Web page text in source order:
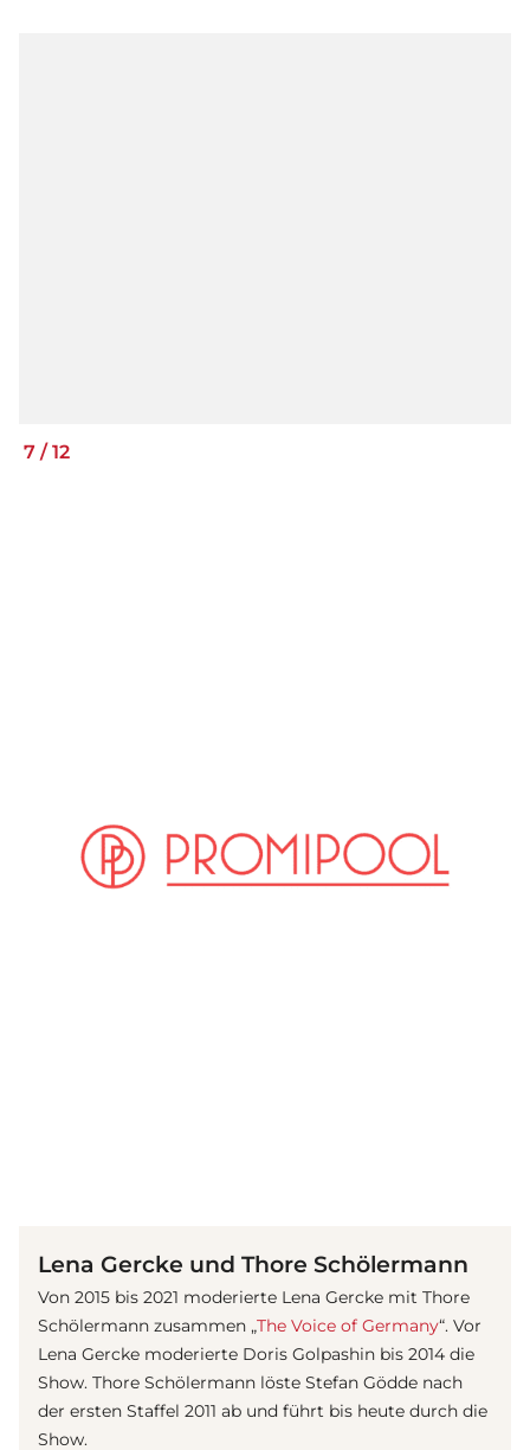
7 / 12
Lena Gercke und Thore Schölermann
Von 2015 bis 2021 moderierte Lena Gercke mit Thore
Schölermann zusammen „The Voice of Germany“. Vor
Lena Gercke moderierte Doris Golpashin bis 2014 die
Show. Thore Schölermann löste Stefan Gödde nach
der ersten Staffel 2011 ab und führt bis heute durch die
Show.